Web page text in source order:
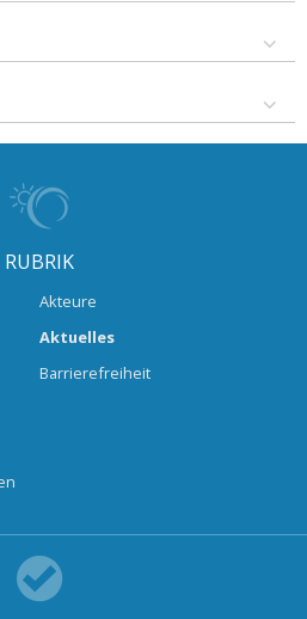
RUBRIK
Akteure
Aktuelles
Barrierefreiheit